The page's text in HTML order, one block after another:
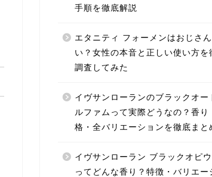
手順を徹底解説
エタニティ フォーメンはおじさ
い？女性の本音と正しい使い方を
調査してみた
イヴサンローランのブラックオー
ルファムって実際どうなの？香り
格・全バリエーションを徹底まと
イヴサンローラン ブラックオピ
ってどんな香り？特徴・バリエー